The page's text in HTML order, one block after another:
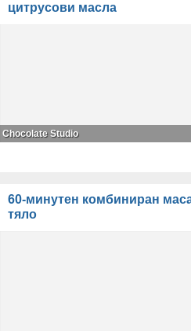
цитрусови масла
Chocolate Studio
60-минутен комбиниран
тяло